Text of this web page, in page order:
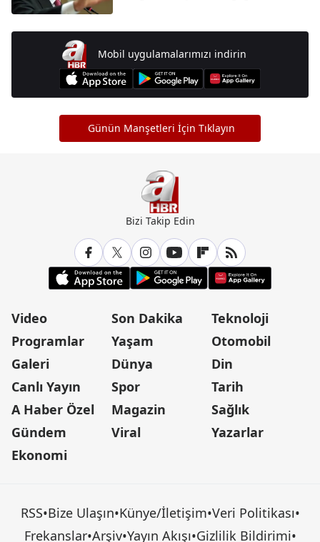
Mobil uygulamalarımızı indirin
Günün Manşetleri İçin Tıklayın
Bizi Takip Edin
Video
Programlar
Galeri
Canlı Yayın
A Haber Özel
Gündem
Ekonomi
Son Dakika
Yaşam
Dünya
Spor
Magazin
Viral
Teknoloji
Otomobil
Din
Tarih
Sağlık
Yazarlar
RSS•Bize Ulaşın•Künye/İletişim•Veri Politikası•
Frekanslar•Arşiv•Yayın Akışı•Gizlilik Bildirimi•